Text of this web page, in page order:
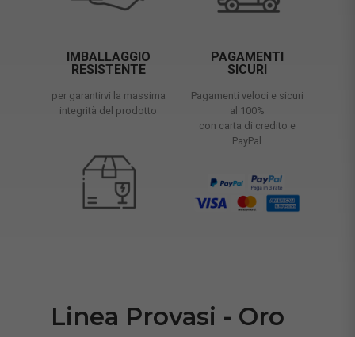
IMBALLAGGIO
RESISTENTE
per garantirvi la massima
integrità del prodotto
PAGAMENTI
SICURI
Pagamenti veloci e sicuri
al 100%
con carta di credito e
PayPal
Linea Provasi - Oro